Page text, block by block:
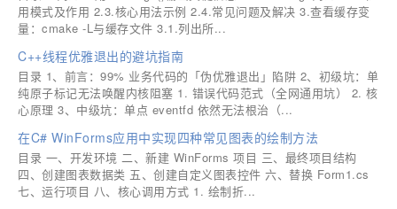
用模式及作用 2.3.核心用法示例 2.4.常见问题及解决 3.查看缓存变
量：cmake -L与缓存文件 3.1.列出所...
C++线程优雅退出的避坑指南
目录 1、前言：99% 业务代码的「伪优雅退出」陷阱 2、初级坑：单
纯原子标记无法唤醒内核阻塞 1. 错误代码范式（全网通用坑） 2. 核
心原理 3、中级坑：单点 eventfd 依然无法根治（...
在C# WinForms应用中实现四种常见图表的绘制方法
目录 一、开发环境 二、新建 WinForms 项目 三、最终项目结构
四、创建图表数据类 五、创建自定义图表控件 六、替换 Form1.cs
七、运行项目 八、核心调用方式 1. 绘制折...